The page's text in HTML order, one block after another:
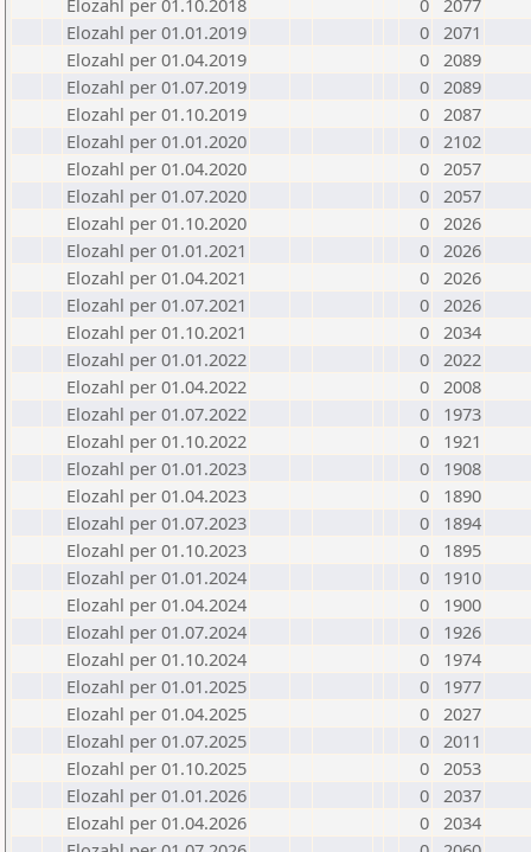
Elozahl per 01.10.2018
0 2077
Elozahl per 01.01.2019
0 2071
Elozahl per 01.04.2019
0 2089
Elozahl per 01.07.2019
0 2089
Elozahl per 01.10.2019
0 2087
Elozahl per 01.01.2020
0 2102
Elozahl per 01.04.2020
0 2057
Elozahl per 01.07.2020
0 2057
Elozahl per 01.10.2020
0 2026
Elozahl per 01.01.2021
0 2026
Elozahl per 01.04.2021
0 2026
Elozahl per 01.07.2021
0 2026
Elozahl per 01.10.2021
0 2034
Elozahl per 01.01.2022
0 2022
Elozahl per 01.04.2022
0 2008
Elozahl per 01.07.2022
0
1973
Elozahl per 01.10.2022
0
1921
Elozahl per 01.01.2023
0
1908
Elozahl per 01.04.2023
0
1890
Elozahl per 01.07.2023
0
1894
Elozahl per 01.10.2023
0
1895
Elozahl per 01.01.2024
0
1910
Elozahl per 01.04.2024
0
1900
Elozahl per 01.07.2024
0
1926
Elozahl per 01.10.2024
0
1974
Elozahl per 01.01.2025
0
1977
Elozahl per 01.04.2025
0 2027
Elozahl per 01.07.2025
0 2011
Elozahl per 01.10.2025
0 2053
Elozahl per 01.01.2026
0 2037
Elozahl per 01.04.2026
0 2034